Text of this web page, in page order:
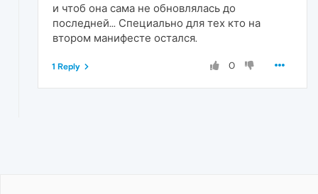
и чтоб она сама не обновлялась до
последней... Специально для тех кто на
втором манифесте остался.
0
1 Reply